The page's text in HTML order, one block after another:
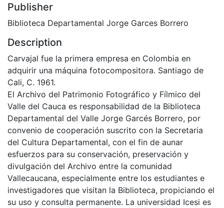
Publisher
Biblioteca Departamental Jorge Garces Borrero
Description
Carvajal fue la primera empresa en Colombia en
adquirir una máquina fotocompositora. Santiago de
Cali, C. 1961.
El Archivo del Patrimonio Fotográfico y Fílmico del
Valle del Cauca es responsabilidad de la Biblioteca
Departamental del Valle Jorge Garcés Borrero, por
convenio de cooperación suscrito con la Secretaria
del Cultura Departamental, con el fin de aunar
esfuerzos para su conservación, preservación y
divulgación del Archivo entre la comunidad
Vallecaucana, especialmente entre los estudiantes e
investigadores que visitan la Biblioteca, propiciando el
su uso y consulta permanente. La universidad Icesi es